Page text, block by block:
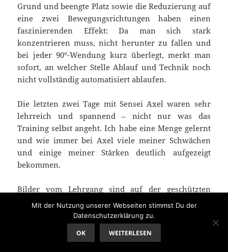
Grund und beengte Platz sowie die Reduzierung auf
eine zwei Bewegungsrichtungen haben einen
faszinierenden Effekt: Da man sich stark
konzentrieren muss, nicht herunter zu fallen und
bei jeder 90°-Wendung kurz überlegt, merkt man
sofort, an welcher Stelle Ablauf und Technik noch
nicht vollständig automatisiert ablaufen.
Die letzten zwei Tage mit Sensei Axel waren sehr
lehrreich und spannend – nicht nur was das
Training selbst angeht. Ich habe eine Menge gelernt
und wie immer bei Axel viele meiner Schwächen
und einige meiner Stärken deutlich aufgezeigt
bekommen.
Bilder vom Lehrgang sind auf der geschützten
Bilderseite zu finden.
Kategorien
Budotraining,Karate
Mit der Nutzung unserer Webseiten stimmst Du der
Datenschutzerklärung zu.
OK WEITERLESEN